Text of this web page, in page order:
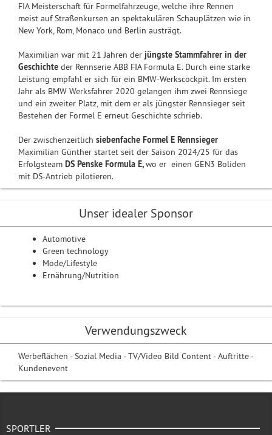
FIA Meisterschaft für Formelfahrzeuge, welche ihre Rennen
meist auf Straßenkursen an spektakulären Schauplätzen wie in
New York, Rom, Monaco und Berlin austrägt.
Maximilian war mit 21 Jahren der jüngste Stammfahrer in der
Geschichte der Rennserie ABB FIA Formula E. Durch eine starke
Leistung empfahl er sich für ein BMW-Werkscockpit. Im ersten
Jahr als BMW Werksfahrer 2020 gelangen ihm zwei Rennsiege
und ein zweiter Platz, mit dem er als jüngster Rennsieger seit
Bestehen der Formel E erneut Geschichte schrieb.
Der zwischenzeitlich siebenfache Formel E Rennsieger
Maximilian Günther startet seit der Saison 2024/25 für das
Erfolgsteam DS Penske Formula E,wo er einen GEN3 Boliden
mit DS-Antrieb pilotieren.
Unser idealer Sponsor
Automotive
Green technology
Mode/Lifestyle
Ernährung/Nutrition
Verwendungszweck
Werbeflächen - Sozial Media - TV/Video Bild Content - Auftritte -
Kundenevent
SPORTLER